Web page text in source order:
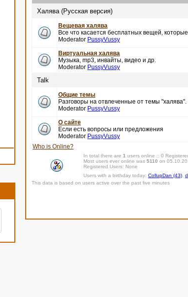
Халява (Русская версия)
Вещевая халява
Все что касается бесплатных вещей,
Moderator PussyVussy
Виртуальная халява
Музыка, mp3, инвайты, видео и др.
Moderator PussyVussy
Talk
Общие темы
Разговоры на отвлеченные от темы "халява".
Moderator PussyVussy
О сайте
Если есть вопросы или предложения
Moderator PussyVussy
Who is Online?
In total there are 1 users online :: 0
Most users ever online was 5110 on
Registered Users: None
Users with a birthday today: CollupDan (43)
This data is based on users active over the past five minutes